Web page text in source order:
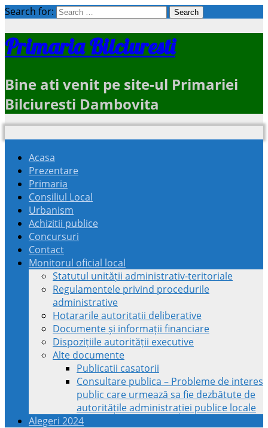
Search for:
Primaria Bilciuresti
Bine ati venit pe site-ul Primariei
Bilciuresti Dambovita
Acasa
Prezentare
Primaria
Consiliul Local
Urbanism
Achizitii publice
Concursuri
Contact
Monitorul oficial local
Statutul unității administrativ-teritoriale
Regulamentele privind procedurile
administrative
Hotararile autoritatii deliberative
Documente și informații financiare
Dispozițiile autorității executive
Alte documente
Publicatii casatorii
Consultare publica – Probleme de interes
public care urmează sa fie dezbătute de
autoritățile administrației publice locale
Alegeri 2024